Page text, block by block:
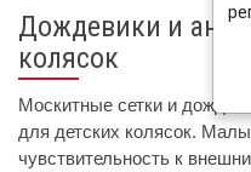
Дождевики и
колясок
Москитные сетки и
для детских колясок.
чувствительность к